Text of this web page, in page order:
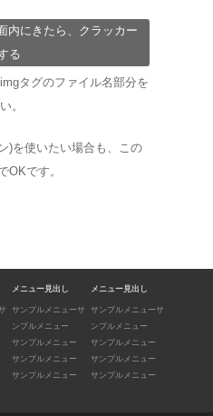
内にきたら、クラッカー
る
タグのファイル名部分を
。
)を使いたい場合も、この
OKです。
メニュー見出し
サンプルメニューサ
ンプルメニュー
サンプルメニュー
サンプルメニュー
サンプルメニュー
メニュー見出し
サンプルメニューサ
ンプルメニュー
サンプルメニュー
サンプルメニュー
サンプルメニュー